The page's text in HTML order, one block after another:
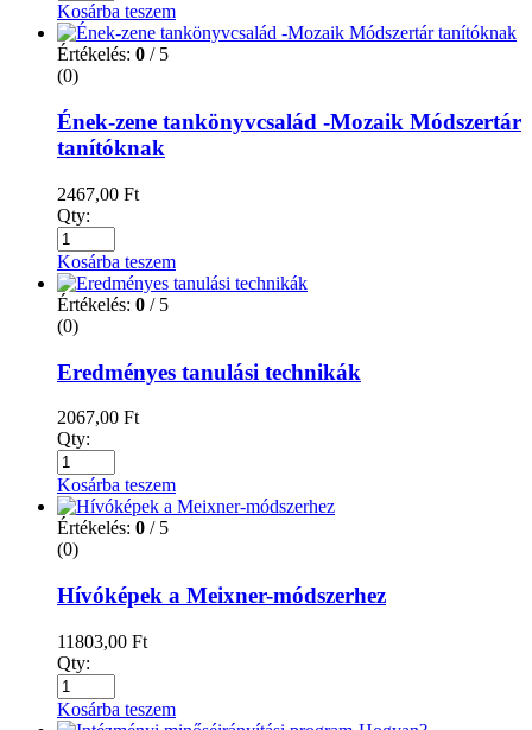
Kosárba teszem
Értékelés: 0 / 5
(0)
Ének-zene tankönyvcsalád -Mozaik Módszertár
tanítóknak
2467,00 Ft
Qty:
Kosárba teszem
Értékelés: 0 / 5
(0)
Eredményes tanulási technikák
2067,00 Ft
Qty:
Kosárba teszem
Értékelés: 0 / 5
(0)
Hívóképek a Meixner-módszerhez
11803,00 Ft
Qty:
Kosárba teszem